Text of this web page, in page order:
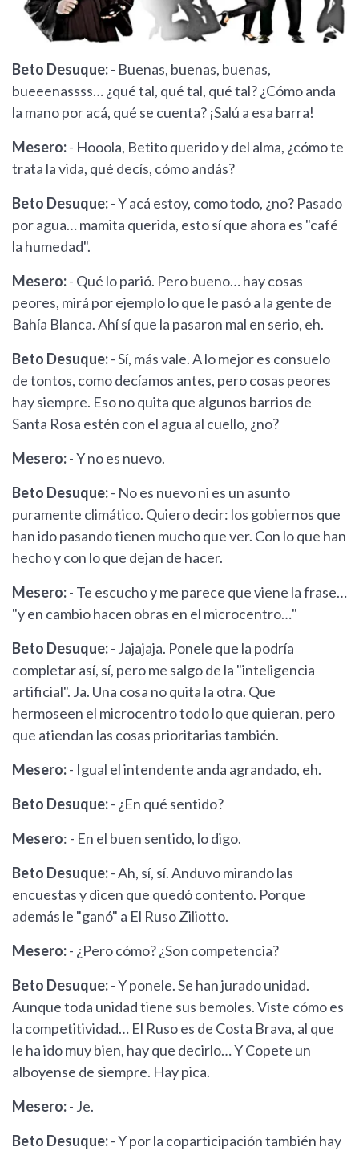
Beto Desuque:- Buenas, buenas, buenas,
bueeenassss… ¿qué tal, qué tal, qué tal? ¿Cómo anda
la mano por acá, qué se cuenta? ¡Salú a esa barra!
Mesero:- Hooola, Betito querido y del alma, ¿cómo te
trata la vida, qué decís, cómo andás?
Beto Desuque:- Y acá estoy, como todo, ¿no? Pasado
por agua… mamita querida, esto sí que ahora es "café
la humedad".
Mesero:- Qué lo parió. Pero bueno… hay cosas
peores, mirá por ejemplo lo que le pasó a la gente de
Bahía Blanca. Ahí sí que la pasaron mal en serio, eh.
Beto Desuque:- Sí, más vale. A lo mejor es consuelo
de tontos, como decíamos antes, pero cosas peores
hay siempre. Eso no quita que algunos barrios de
Santa Rosa estén con el agua al cuello, ¿no?
Mesero:- Y no es nuevo.
Beto Desuque:- No es nuevo ni es un asunto
puramente climático. Quiero decir: los gobiernos que
han ido pasando tienen mucho que ver. Con lo que han
hecho y con lo que dejan de hacer.
Mesero:- Te escucho y me parece que viene la frase…
"y en cambio hacen obras en el microcentro…"
Beto Desuque:- Jajajaja. Ponele que la podría
completar así, sí, pero me salgo de la "inteligencia
artificial". Ja. Una cosa no quita la otra. Que
hermoseen el microcentro todo lo que quieran, pero
que atiendan las cosas prioritarias también.
Mesero:- Igual el intendente anda agrandado, eh.
Beto Desuque:- ¿En qué sentido?
Mesero: - En el buen sentido, lo digo.
Beto Desuque:- Ah, sí, sí. Anduvo mirando las
encuestas y dicen que quedó contento. Porque
además le "ganó" a El Ruso Ziliotto.
Mesero:- ¿Pero cómo? ¿Son competencia?
Beto Desuque:- Y ponele. Se han jurado unidad.
Aunque toda unidad tiene sus bemoles. Viste cómo es
la competitividad… El Ruso es de Costa Brava, al que
le ha ido muy bien, hay que decirlo… Y Copete un
alboyense de siempre. Hay pica.
Mesero:- Je.
Beto Desuque:- Y por la coparticipación también hay